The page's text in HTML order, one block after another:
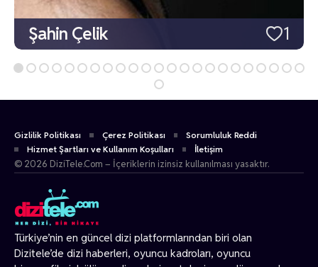
1
Şahin Çelik
Türkiye’nin en güncel dizi platformlarından biri olan
Dizitele’de dizi haberleri, oyuncu kadroları, oyuncu
Gizlilik Politikası Çerez Politikası
Sorumluluk Reddi
Hizmet Şartları ve Kullanım Koşulları
İletişim
© 2026 DiziTele.Com – İçeriklerin izinsiz kullanılması yasaktır.